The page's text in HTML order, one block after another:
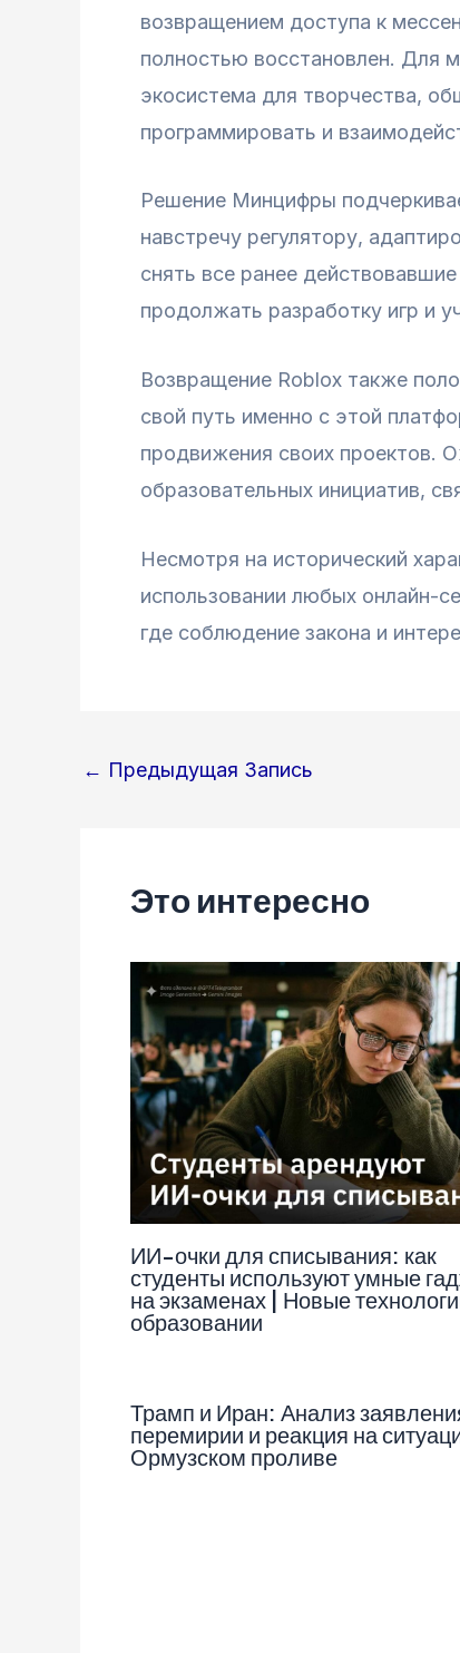
возвращением доступа к
полностью восстановлен. Для
экосистема для творчества,
программировать и
Решение Минцифры
навстречу регулятору,
снять все ранее
продолжать разработку игр и
Возвращение Roblox также
свой путь именно с этой
продвижения своих проектов.
образовательных инициатив,
Несмотря на исторический
использовании любых онлайн-
где соблюдение закона и
Навигация
← Предыдущая Запись
Это интересно
ИИ-очки для списывания: как
студенты используют умные
на экзаменах | Новые
образовании
Трамп и Иран: Анализ
перемирии и реакция на
Ормузском проливе